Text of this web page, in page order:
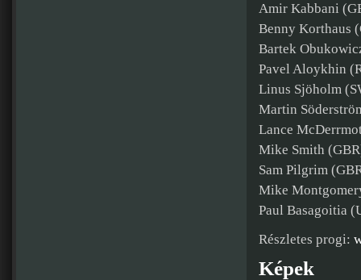
Amir Kabbani
Benny Korthaus
Bartek
Pavel Aloykhin
Linus Sjöholm
Martin
Lance
Mike Smith
Sam Pilgrim
Mike
Paul Basagoitia
Részletes progi:
Képek